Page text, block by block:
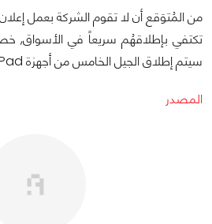
من المُتوَقع أن لا تقوم الشركة بعمل
تكتفي بإطلاقهُم سريعاً في الأسواق,
سيتم إطلاق الجيل الخامس من أجهزة iPad في الربيع القادم.
المصدر